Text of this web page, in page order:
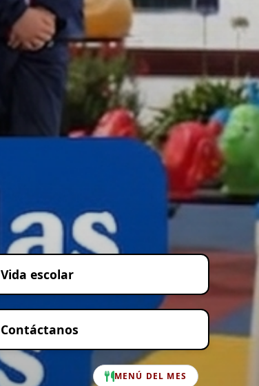
Vida escolar
Contáctanos
MENÚ DEL MES